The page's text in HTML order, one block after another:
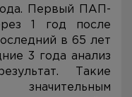
Первый ПАП-
1 год после
в 65 лет
3 года анализ
Такие